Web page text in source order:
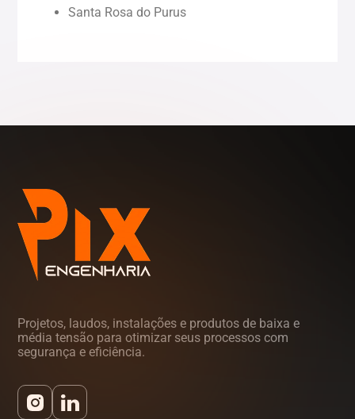
Santa Rosa do Purus
Projetos, laudos, instalações e produtos de baixa e
média tensão para otimizar seus processos com
segurança e eficiência.